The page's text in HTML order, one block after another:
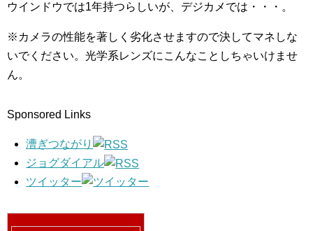
ウインドウでは1年持つらしいが、デジカメでは・・・。
※カメラの性能を著しく劣化させますので決してマネしな
いでください。光学系レンズにこんなことしちゃいけませ
ん。
Sponsored Links
漕ぎつながり
ジョグダイアル
ツイッター